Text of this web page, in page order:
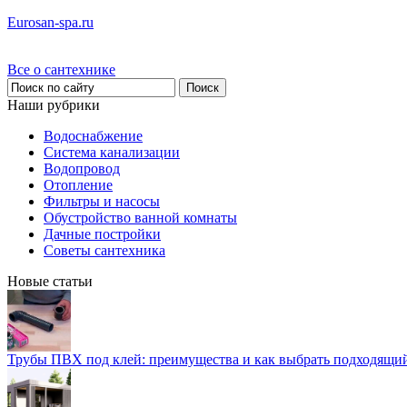
Eurosan-spa.ru
Все о сантехнике
Наши рубрики
Водоснабжение
Система канализации
Водопровод
Отопление
Фильтры и насосы
Обустройство ванной комнаты
Дачные постройки
Советы сантехника
Новые статьи
Трубы ПВХ под клей: преимущества и как выбрать